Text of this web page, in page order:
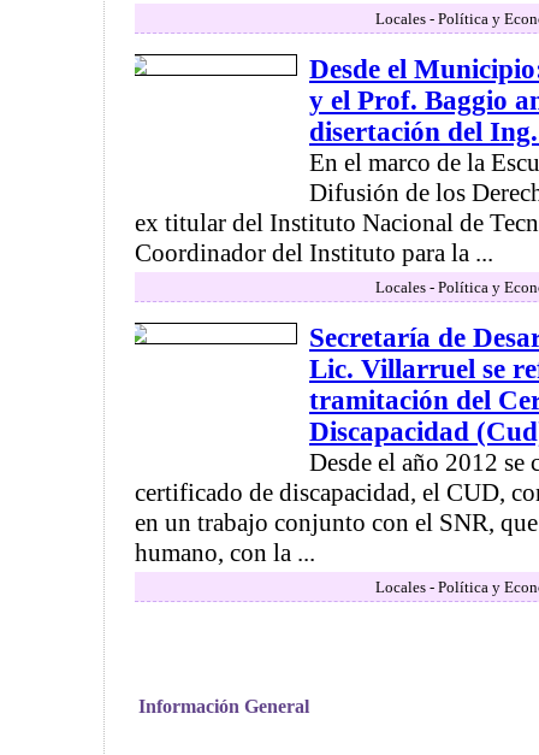
Locales - Política y
Desde el
y el Prof. Baggio
disertación del
En el marco de la
Difusión de los
ex titular del Instituto Nacional de
Coordinador del Instituto para la ...
Locales - Política y
Secretaría de
Lic. Villarruel se
tramitación del
Discapacidad
Desde el año 2012 se
certificado de discapacidad, el CUD,
en un trabajo conjunto con el SNR,
humano, con la ...
Locales - Política y
Información General